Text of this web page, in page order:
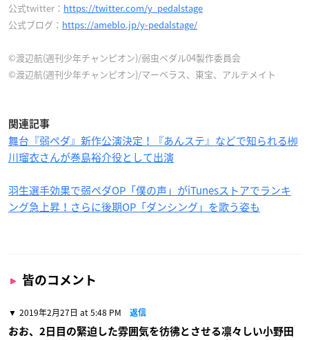
公式twitter： https://twitter.com/y_pedalstage
公式ブログ： https://ameblo.jp/y-pedalstage/
©渡辺航(週刊少年チャンピオン)/弱虫ペダル04製作委員会
©渡辺航(週刊少年チャンピオン)/マーベラス、東宝、アルテメイト
関連記事
舞台『弱ペダ』新作公演決定！『あんステ』などで知られる栁
川瑠衣さんが巻島裕介役として出演
羽生選手効果で弱ペダOP「僕の声」がiTunesストアでランキ
ング急上昇！さらに後期OP「ダンシング」を歌う姿も
皆のコメント
2019年2月27日 at 5:48 PM 返信
おお、2日目の緊迫した雰囲気を彷彿とさせる凛々しい小野田